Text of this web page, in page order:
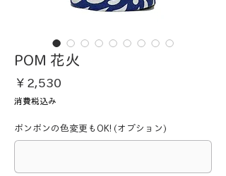
POM 花火
￥2,530
消費税込み
ポンポンの色変更もOK! (オプション)